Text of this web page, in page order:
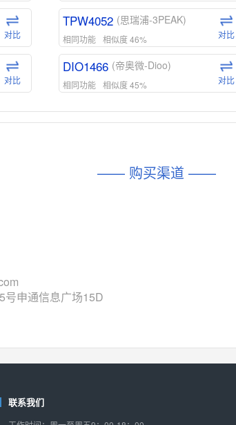
对比
对比
对比
对比
TPW4052 (思瑞浦-3PEAK)
相同功能 相似度 46% 对比
DIO1466 (帝奥微-Dioo)
相同功能 相似度 45% 对比
DIO1159 (帝奥微-Dioo)
对比
相似度 44%
TPW3221
—— 购买渠道 ——
号申通信息广场15D
联系我们